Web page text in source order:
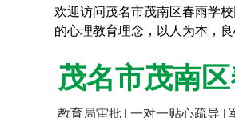
茂名市茂南
教育局审批 | 一对一贴心疏导 |
欢迎访问茂名市茂南区春雨学
的心理教育理念，以人为本，良